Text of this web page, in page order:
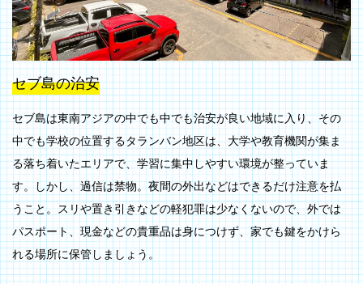
セブ島の治安
セブ島は東南アジアの中でも中でも治安が良い地域に入り、その
中でも学校の位置するタランバン地区は、大学や教育機関が集ま
る落ち着いたエリアで、学習に集中しやすい環境が整っていま
す。しかし、過信は禁物。夜間の外出などはできるだけ注意を払
うこと。スリや置き引きなどの軽犯罪は少なくないので、外では
パスポート、現金などの貴重品は身につけず、家でも鍵をかけら
れる場所に保管しましょう。